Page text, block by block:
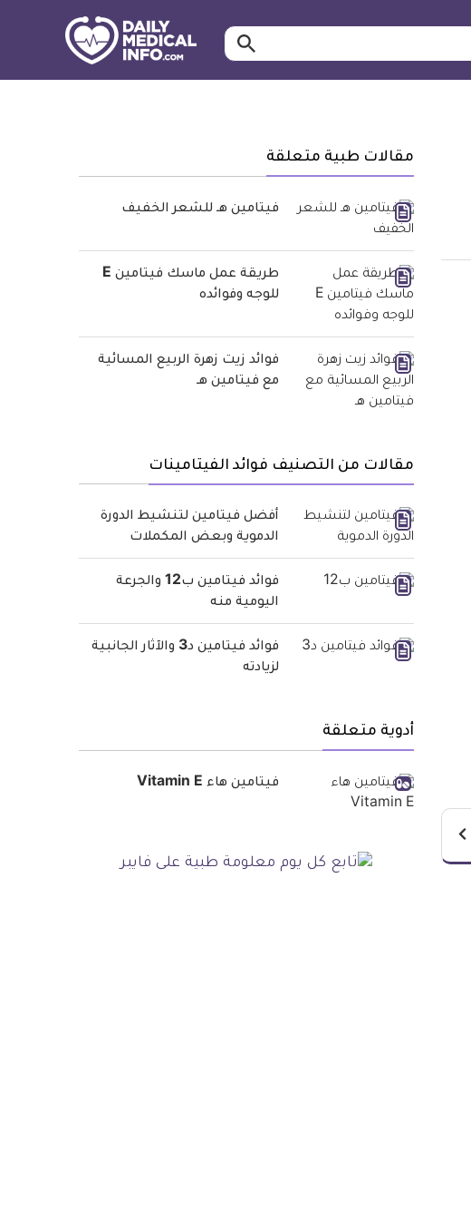
ابحث…
مقالات طبية متعلقة
فيتامين هـ للشعر الخفيف
طريقة عمل ماسك فيتامين E
للوجه وفوائده
فوائد زيت زهرة الربيع المسائية
مع فيتامين هـ
مقالات من التصنيف فوائد الفيتامينات
أفضل فيتامين لتنشيط الدورة
الدموية وبعض المكملات
فوائد فيتامين ب12 والجرعة
اليومية منه
فوائد فيتامين د3 والآثار الجانبية
لزيادته
أدوية متعلقة
فيتامين هاء Vitamin E